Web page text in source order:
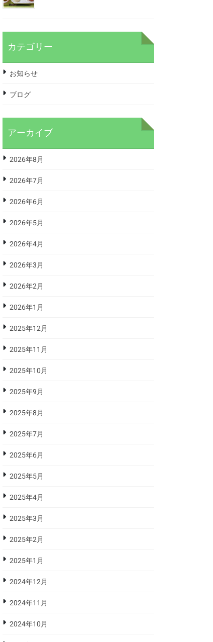
カテゴリー
お知らせ
ブログ
アーカイブ
2026年8月
2026年7月
2026年6月
2026年5月
2026年4月
2026年3月
2026年2月
2026年1月
2025年12月
2025年11月
2025年10月
2025年9月
2025年8月
2025年7月
2025年6月
2025年5月
2025年4月
2025年3月
2025年2月
2025年1月
2024年12月
2024年11月
2024年10月